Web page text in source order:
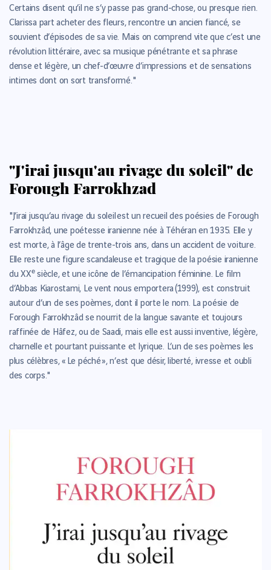
Certains disent qu’il ne s’y passe pas grand-chose, ou presque rien.
Clarissa part acheter des fleurs, rencontre un ancien fiancé, se
souvient d’épisodes de sa vie. Mais on comprend vite que c’est une
révolution littéraire, avec sa musique pénétrante et sa phrase
dense et légère, un chef-d’œuvre d’impressions et de sensations
intimes dont on sort transformé."
"J'irai jusqu'au rivage du soleil" de
Forough Farrokhzad
"J’irai jusqu’au rivage du soleil est un recueil des poésies de Forough
Farrokhzâd, une poétesse iranienne née à Téhéran en 1935. Elle y
est morte, à l’âge de trente-trois ans, dans un accident de voiture.
Elle reste une figure scandaleuse et tragique de la poésie iranienne
du XXᵉ siècle, et une icône de l’émancipation féminine. Le film
d’Abbas Kiarostami, Le vent nous emportera (1999), est construit
autour d’un de ses poèmes, dont il porte le nom. La poésie de
Forough Farrokhzâd se nourrit de la langue savante et toujours
raffinée de Hâfez, ou de Saadi, mais elle est aussi inventive, légère,
charnelle et pourtant puissante et lyrique. L’un de ses poèmes les
plus célèbres, « Le péché », n’est que désir, liberté, ivresse et oubli
des corps."